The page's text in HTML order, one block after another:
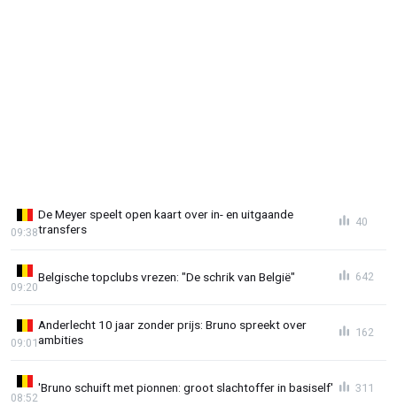
De Meyer speelt open kaart over in- en uitgaande
transfers
09:38
40
Belgische topclubs vrezen: "De schrik van België"
09:20
642
Anderlecht 10 jaar zonder prijs: Bruno spreekt over
ambities
09:01
162
'Bruno schuift met pionnen: groot slachtoffer in basiself'
08:52
311